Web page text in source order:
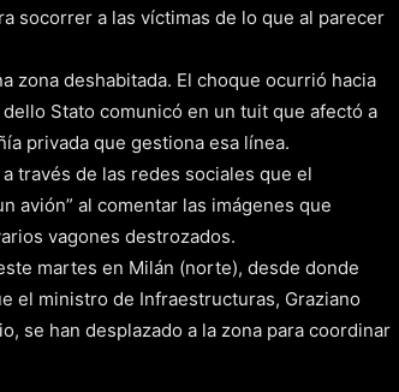
socorrer a las víctimas de lo que al parecer
zona deshabitada. El choque ocurrió hacia
Stato comunicó en un tuit que afectó a
privada que gestiona esa línea.
través de las redes sociales que el
avión” al comentar las imágenes que
vagones destrozados.
martes en Milán (norte), desde donde
el ministro de Infraestructuras, Graziano
se han desplazado a la zona para coordinar